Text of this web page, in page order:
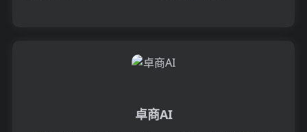
卓商AI